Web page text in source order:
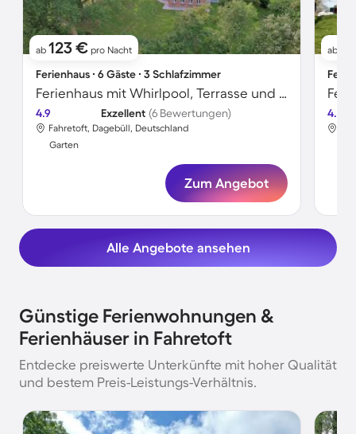
ab 123 € pro Nacht
Ferienhaus ∙ 6 Gäste ∙ 3 Schlafzimmer
Ferienhaus mit Whirlpool, Terrasse und Garten | Gartenblick
4.9 Exzellent (6 Bewertungen)
Fahretoft, Dagebüll, Deutschland
Garten
Zum Angebot
ab
4.0
Alle Angebote ansehen
Günstige Ferienwohnungen &
Ferienhäuser in Fahretoft
Entdecke preiswerte Unterkünfte mit hoher Qualität
und bestem Preis-Leistungs-Verhältnis.